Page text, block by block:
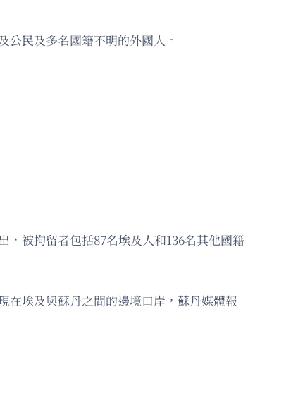
民及多名國籍不明的外國人。
被拘留者包括87名埃及人和136名其他國籍
在埃及與蘇丹之間的邊境口岸，蘇丹媒體報